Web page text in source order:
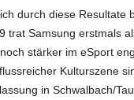
durch diese Resultate
trat Samsung erstmals
stärker im eSport
Kulturszene
in Schwalbach/